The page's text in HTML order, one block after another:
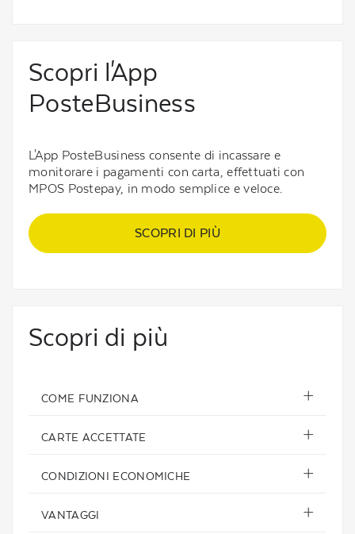
Scopri l'App
PosteBusiness
L'App PosteBusiness consente di incassare e
monitorare i pagamenti con carta, effettuati con
MPOS Postepay, in modo semplice e veloce.
SCOPRI DI PIÙ
Scopri di più
COME FUNZIONA
CARTE ACCETTATE
CONDIZIONI ECONOMICHE
VANTAGGI